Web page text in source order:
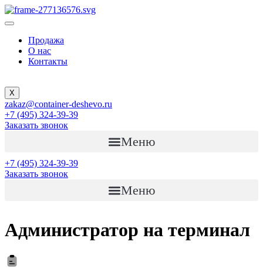
Продажа
О нас
Контакты
X
zakaz@container-deshevo.ru
+7 (495) 324-39-39
Заказать звонок
Меню
+7 (495) 324-39-39
Заказать звонок
Меню
Администратор на терминал